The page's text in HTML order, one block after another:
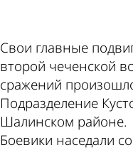
Свои главные
второй чеченской
сражений
Подразделение
Шалинском районе.
Боевики наседали